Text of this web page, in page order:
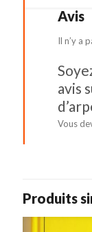
Avis
Il n’y a
avis
Vous
Produits